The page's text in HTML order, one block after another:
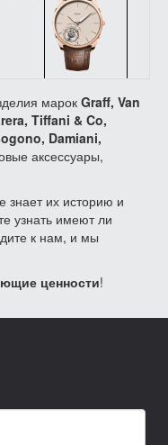
марок Graff, Van
Tiffani & Co,
Damiani,
аксессуары,
знает их историю и
узнать имеют ли
к нам, и мы
ценности!